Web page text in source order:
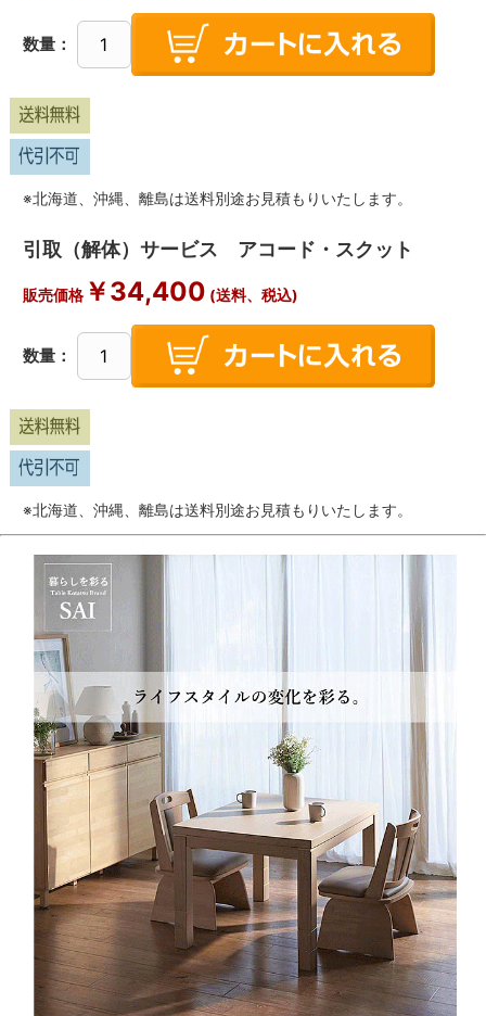
数量：
※北海道、沖縄、離島は送料別途お見積もりいたします。
引取（解体）サービス アコード・スクット
販売価格￥34,400 (送料、税込)
数量：
※北海道、沖縄、離島は送料別途お見積もりいたします。